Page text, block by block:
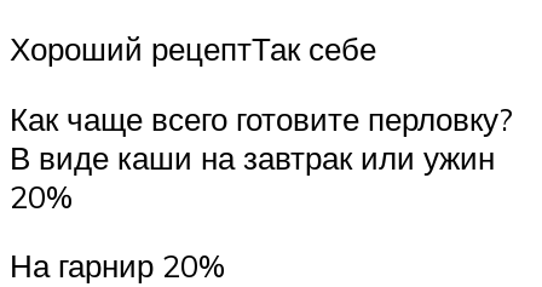
Хороший рецептТак себе
Как чаще всего готовите перловку?
В виде каши на завтрак или ужин
20%
На гарнир 20%